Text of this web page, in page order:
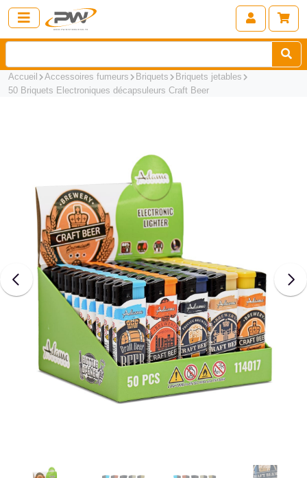
Accueil Accessoires fumeurs Briquets
Briquets jetables
50 Briquets Electroniques décapsuleurs Craft Beer